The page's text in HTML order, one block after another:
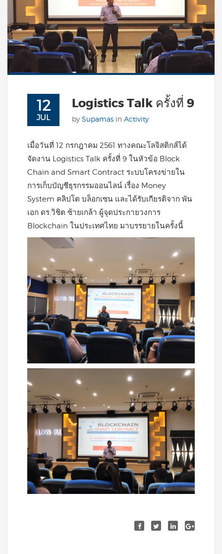
12
JUL
Logistics Talk ครั้งที่ 9
by Supamas in Activity
เมื่อวันที่ 12 กรกฎาคม 2561 ทางคณะโลจิสติกส์ได้
จัดงาน Logistics Talk ครั้งที่ 9 ในหัวข้อ Block
Chain and Smart Contract ระบบโครงข่ายใน
การเก็บบัญชีธุรกรรมออนไลน์ เรื่อง Money
System คลิปโต บล็อกเซน และได้รับเกียรติจาก พัน
เอก ดร.วิชิต ซ้ายเกล้า ผู้จุดประกายวงการ
Blockchain ในประเทศไทย มาบรรยายในครั้งนี้